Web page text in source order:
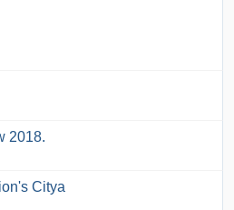
2018.
Citya